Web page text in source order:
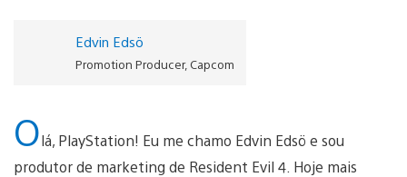
Edvin Edsö
Promotion Producer, Capcom
Olá, PlayStation! Eu me chamo Edvin Edsö e sou
produtor de marketing de Resident Evil 4. Hoje mais